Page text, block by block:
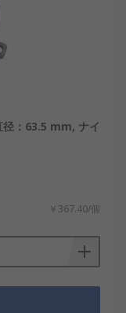
径：63.5 mm, ナイ
￥367.40/個